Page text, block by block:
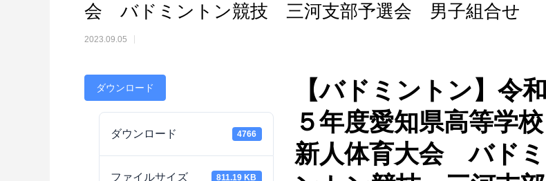
会 バドミントン競技 三河支部予選会 男子組合せ
2023.09.05
ダウンロード
ダウンロード 4766
ファイルサイズ 811.19 KB
【バドミントン】令和
５年度愛知県高等学校
新人体育大会 バドミ